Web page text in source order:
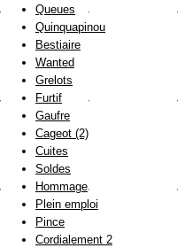
Queues
Quinquapinou
Bestiaire
Wanted
Grelots
Furtif
Gaufre
Cageot (2)
Cuites
Soldes
Hommage
Plein emploi
Pince
Cordialement 2